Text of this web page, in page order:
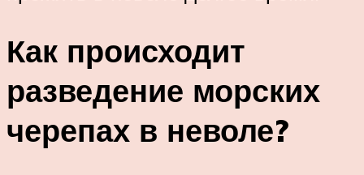
Как происходит
разведение морских
черепах в неволе?